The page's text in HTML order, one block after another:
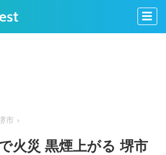
市
火災 黒煙上がる 堺市